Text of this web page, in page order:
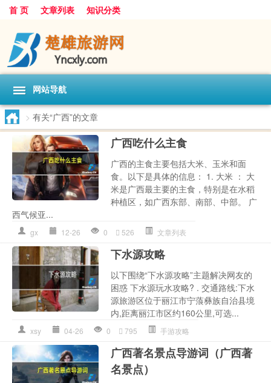
首 页 文章列表 知识分类
网站导航
> 有关“广西”的文章
广西吃什么主食
广西的主食主要包括大米、玉米和面
食。以下是具体的信息： 1. 大米 ： 大
米是广西最主要的主食，特别是在水稻
种植区，如广西东部、南部、中部。 广
西气候亚...
gx 12-26 0 526 文章列表
下水源攻略
以下围绕“下水源攻略”主题解决网友的
困惑 下水源玩水攻略? . 交通路线:下水
源旅游区位于丽江市宁蒗彝族自治县境
内,距离丽江市区约160公里,可选...
xsy 04-26 0 795 手游攻略
广西著名景点导游词（广西著
名景点）